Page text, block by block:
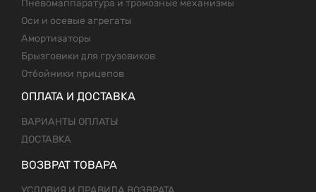
Пневомаппаратура и тромозные механизмы
Оси и осевые агрегаты
Амортизаторы
Брызговики для грузовиков
Отбойники прицепов
ОПЛАТА И ДОСТАВКА
ВАРИАНТЫ ОПЛАТЫ
ДОСТАВКА
ВОЗВРАТ ТОВАРА